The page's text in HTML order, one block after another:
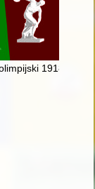
XX
1918-1939